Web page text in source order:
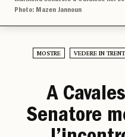
Photo: Mazen Jannoun
MOSTRE VEDERE IN
A
Senatore